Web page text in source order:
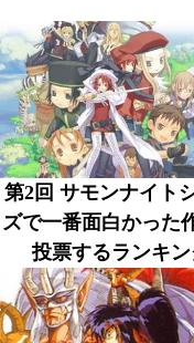
第2回 サモンナイト
ズで一番面白かった
投票するランキ